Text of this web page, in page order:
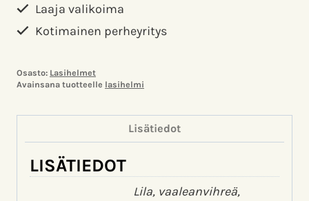
Laaja valikoima
Kotimainen perheyritys
Osasto: Lasihelmet
Avainsana tuotteelle lasihelmi
Lisätiedot
LISÄTIEDOT
Lila, vaaleanvihreä,